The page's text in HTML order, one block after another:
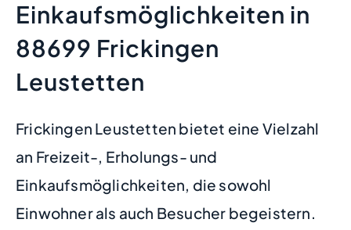
Einkaufsmöglichkeiten in
88699 Frickingen
Leustetten
Frickingen Leustetten bietet eine Vielzahl
an Freizeit-, Erholungs- und
Einkaufsmöglichkeiten, die sowohl
Einwohner als auch Besucher begeistern.